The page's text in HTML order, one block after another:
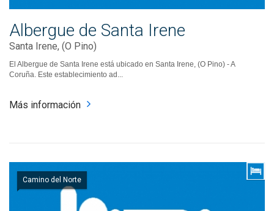
Albergue de Santa Irene
Santa Irene, (O Pino)
El Albergue de Santa Irene está ubicado en Santa Irene, (O Pino) - A
Coruña. Este establecimiento ad...
Más información
Camino del Norte